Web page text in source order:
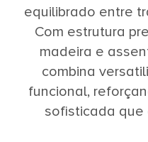
equilibrado entre
Com estrutura
madeira e
combina
funcional,
sofisticada